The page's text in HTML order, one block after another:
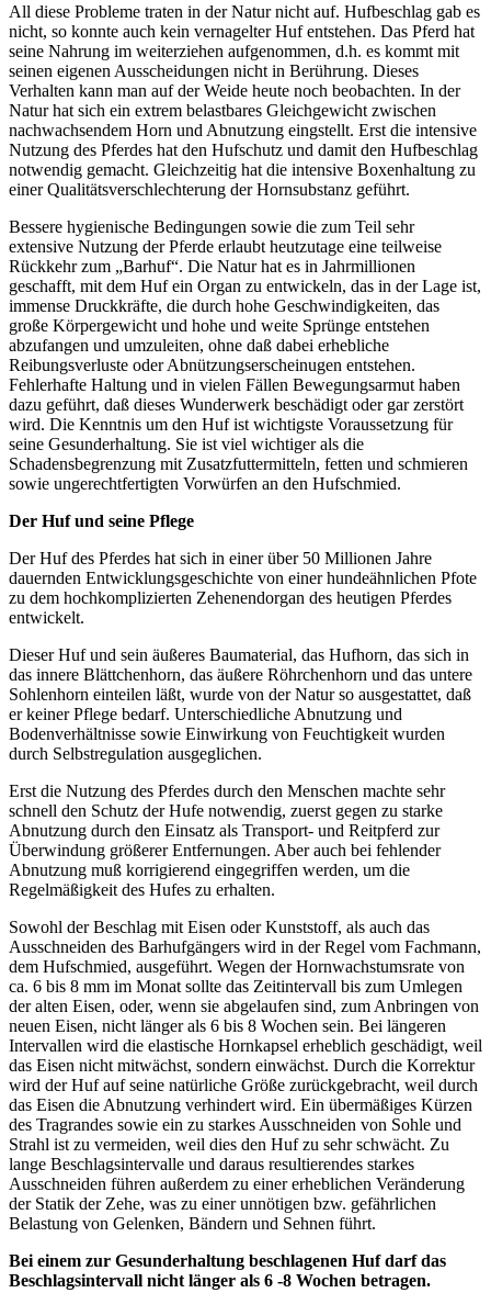
All diese Probleme traten in der Natur nicht auf. Hufbeschlag gab es
nicht, so konnte auch kein vernagelter Huf entstehen. Das Pferd hat
seine Nahrung im weiterziehen aufgenommen, d.h. es kommt mit
seinen eigenen Ausscheidungen nicht in Berührung. Dieses
Verhalten kann man auf der Weide heute noch beobachten. In der
Natur hat sich ein extrem belastbares Gleichgewicht zwischen
nachwachsendem Horn und Abnutzung eingstellt. Erst die intensive
Nutzung des Pferdes hat den Hufschutz und damit den Hufbeschlag
notwendig gemacht. Gleichzeitig hat die intensive Boxenhaltung zu
einer Qualitätsverschlechterung der Hornsubstanz geführt.
Bessere hygienische Bedingungen sowie die zum Teil sehr
extensive Nutzung der Pferde erlaubt heutzutage eine teilweise
Rückkehr zum „Barhuf“. Die Natur hat es in Jahrmillionen
geschafft, mit dem Huf ein Organ zu entwickeln, das in der Lage ist,
immense Druckkräfte, die durch hohe Geschwindigkeiten, das
große Körpergewicht und hohe und weite Sprünge entstehen
abzufangen und umzuleiten, ohne daß dabei erhebliche
Reibungsverluste oder Abnützungserscheinugen entstehen.
Fehlerhafte Haltung und in vielen Fällen Bewegungsarmut haben
dazu geführt, daß dieses Wunderwerk beschädigt oder gar zerstört
wird. Die Kenntnis um den Huf ist wichtigste Voraussetzung für
seine Gesunderhaltung. Sie ist viel wichtiger als die
Schadensbegrenzung mit Zusatzfuttermitteln, fetten und schmieren
sowie ungerechtfertigten Vorwürfen an den Hufschmied.
Der Huf und seine Pflege
Der Huf des Pferdes hat sich in einer über 50 Millionen Jahre
dauernden Entwicklungsgeschichte von einer hundeähnlichen Pfote
zu dem hochkomplizierten Zehenendorgan des heutigen Pferdes
entwickelt.
Dieser Huf und sein äußeres Baumaterial, das Hufhorn, das sich in
das innere Blättchenhorn, das äußere Röhrchenhorn und das untere
Sohlenhorn einteilen läßt, wurde von der Natur so ausgestattet, daß
er keiner Pflege bedarf. Unterschiedliche Abnutzung und
Bodenverhältnisse sowie Einwirkung von Feuchtigkeit wurden
durch Selbstregulation ausgeglichen.
Erst die Nutzung des Pferdes durch den Menschen machte sehr
schnell den Schutz der Hufe notwendig, zuerst gegen zu starke
Abnutzung durch den Einsatz als Transport- und Reitpferd zur
Überwindung größerer Entfernungen. Aber auch bei fehlender
Abnutzung muß korrigierend eingegriffen werden, um die
Regelmäßigkeit des Hufes zu erhalten.
Sowohl der Beschlag mit Eisen oder Kunststoff, als auch das
Ausschneiden des Barhufgängers wird in der Regel vom Fachmann,
dem Hufschmied, ausgeführt. Wegen der Hornwachstumsrate von
ca. 6 bis 8 mm im Monat sollte das Zeitintervall bis zum Umlegen
der alten Eisen, oder, wenn sie abgelaufen sind, zum Anbringen von
neuen Eisen, nicht länger als 6 bis 8 Wochen sein. Bei längeren
Intervallen wird die elastische Hornkapsel erheblich geschädigt, weil
das Eisen nicht mitwächst, sondern einwächst. Durch die Korrektur
wird der Huf auf seine natürliche Größe zurückgebracht, weil durch
das Eisen die Abnutzung verhindert wird. Ein übermäßiges Kürzen
des Tragrandes sowie ein zu starkes Ausschneiden von Sohle und
Strahl ist zu vermeiden, weil dies den Huf zu sehr schwächt. Zu
lange Beschlagsintervalle und daraus resultierendes starkes
Ausschneiden führen außerdem zu einer erheblichen Veränderung
der Statik der Zehe, was zu einer unnötigen bzw. gefährlichen
Belastung von Gelenken, Bändern und Sehnen führt.
Bei einem zur Gesunderhaltung beschlagenen Huf darf das
Beschlagsintervall nicht länger als 6 -8 Wochen betragen.